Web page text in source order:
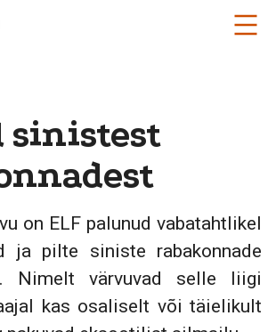
sinistest
on ELF palunud vabatahtlikel
ja pilte siniste rabakonnade
Nimelt värvuvad selle liigi
kas osaliselt või täielikult